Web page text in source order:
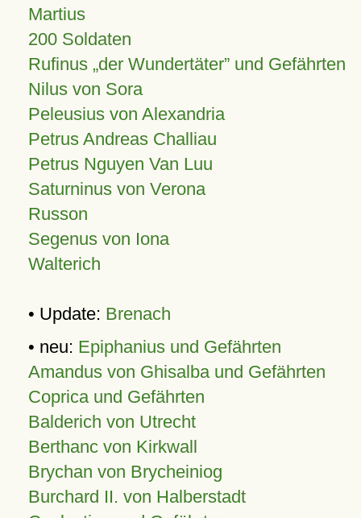
Martius
200 Soldaten
Rufinus „der Wundertäter” und Gefährten
Nilus von Sora
Peleusius von Alexandria
Petrus Andreas Challiau
Petrus Nguyen Van Luu
Saturninus von Verona
Russon
Segenus von Iona
Walterich
• Update: Brenach
• neu: Epiphanius und Gefährten
Amandus von Ghisalba und Gefährten
Coprica und Gefährten
Balderich von Utrecht
Berthanc von Kirkwall
Brychan von Brycheiniog
Burchard II. von Halberstadt